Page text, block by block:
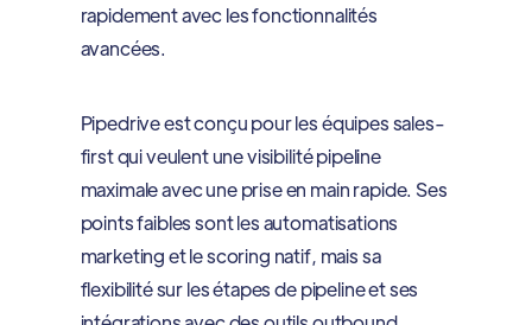
rapidement avec les fonctionnalités
avancées.
Pipedrive est conçu pour les équipes sales-
first qui veulent une visibilité pipeline
maximale avec une prise en main rapide. Ses
points faibles sont les automatisations
marketing et le scoring natif, mais sa
flexibilité sur les étapes de pipeline et ses